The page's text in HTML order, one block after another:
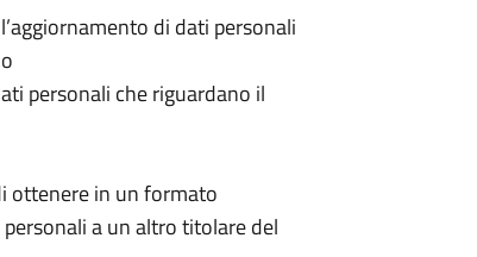
di dati personali
personali che riguardano il
ottenere in un formato
a un altro titolare del